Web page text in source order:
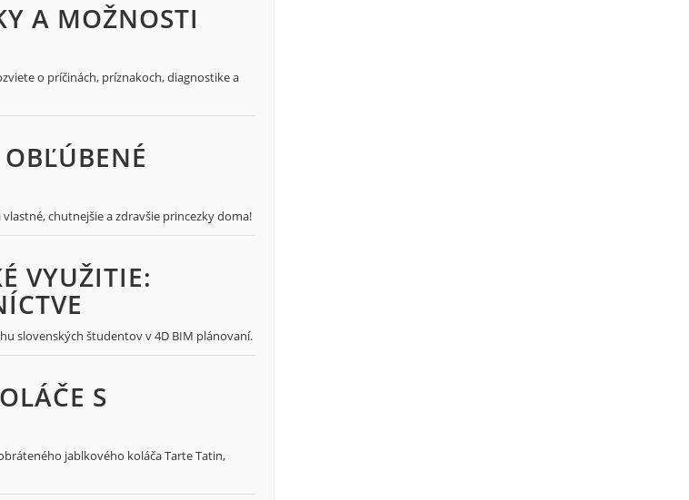
A MOŽNOSTI
o príčinách, príznakoch, diagnostike a
chutnejšie a zdravšie princezky doma!
VYUŽITIE:
slovenských študentov v 4D BIM plánovaní.
S
jablkového koláča Tarte Tatin,